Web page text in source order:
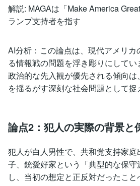
解説: MAGAは「Make America
ランプ支持者を指す
AI分析：この論点は、現代アメリ
る情報戦の問題を浮き彫りにして
政治的な先入観が優先される傾向
を揺るがす深刻な社会問題として捉
論点2：犯人の実際の背景と
犯人が白人男性で、共和党支持家
子、銃愛好家という「典型的な保
し、当初の想定と正反対だったこ